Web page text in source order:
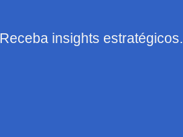
Receba insights estratégicos.